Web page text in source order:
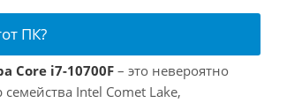
ПК?
Core i7-10700F– это невероятно
Intel Comet Lake,